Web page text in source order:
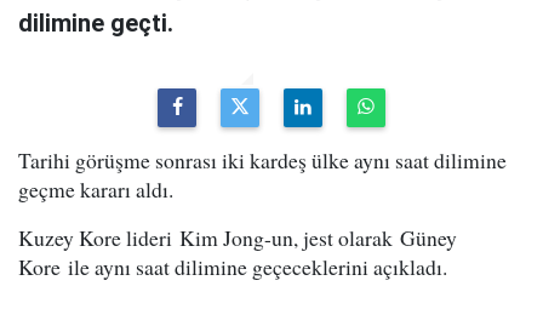
dilimine geçti.
Tarihi görüşme sonrası iki kardeş ülke aynı saat dilimine
geçme kararı aldı.
Kuzey Kore lideri Kim Jong-un, jest olarak Güney
Kore ile aynı saat dilimine geçeceklerini açıkladı.